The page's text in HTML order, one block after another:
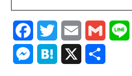
FacebookTwitterEmail Gmail
Messenger
Hatena